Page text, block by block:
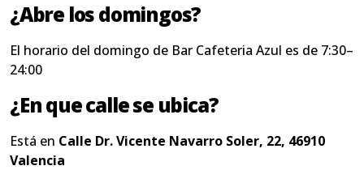
¿Abre los domingos?
El horario del domingo de Bar Cafeteria Azul es de 7:30–
24:00
¿En que calle se ubica?
Está en Calle Dr. Vicente Navarro Soler, 22, 46910
Valencia